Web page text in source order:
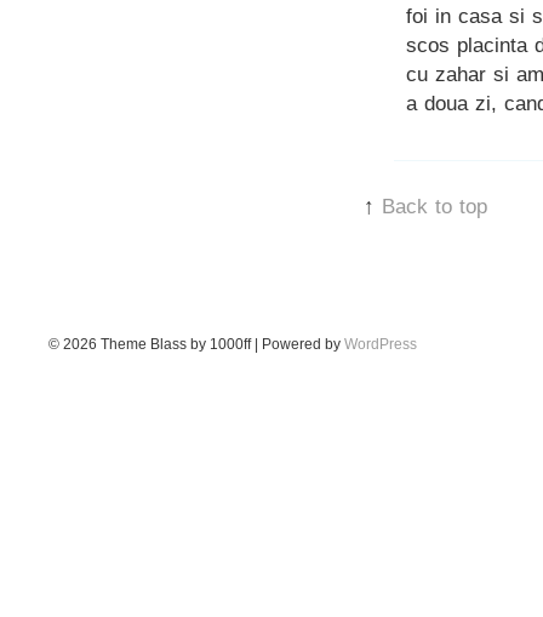
foi in casa si
scos placinta
cu zahar si
a doua zi,
↑ Back to top
© 2026 Theme Blass by 1000ff | Powered by WordPress